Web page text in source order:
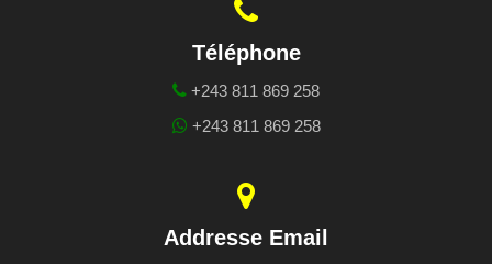
Téléphone
+243 811 869 258
+243 811 869 258
Addresse Email